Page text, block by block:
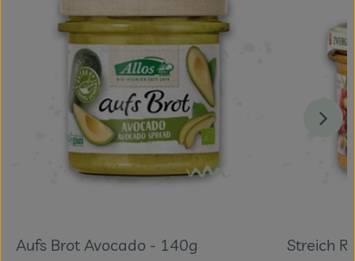
Aufs Brot Avocado - 140g Streich